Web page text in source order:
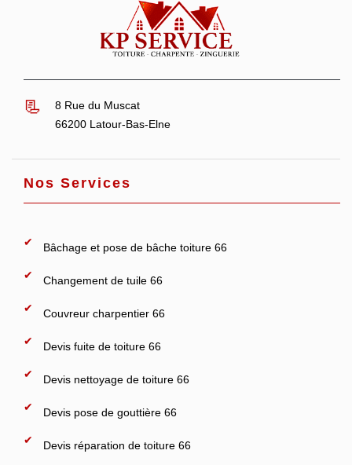
8 Rue du Muscat
66200 Latour-Bas-Elne
Nos Services
Bâchage et pose de bâche toiture 66
Changement de tuile 66
Couvreur charpentier 66
Devis fuite de toiture 66
Devis nettoyage de toiture 66
Devis pose de gouttière 66
Devis réparation de toiture 66